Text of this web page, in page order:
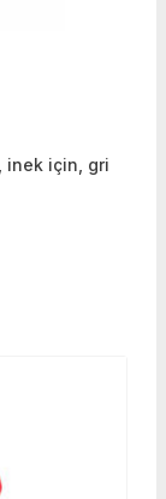
inek için, gri